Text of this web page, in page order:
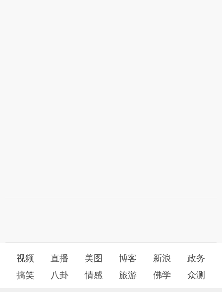
视频 直播 美图 博客 新浪
政务
搞笑
八卦 情感 旅游 佛学 众测